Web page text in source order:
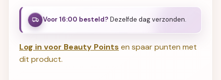
Voor 16:00 besteld? Dezelfde dag verzonden.
Log in voor Beauty Points en spaar punten met
dit product.